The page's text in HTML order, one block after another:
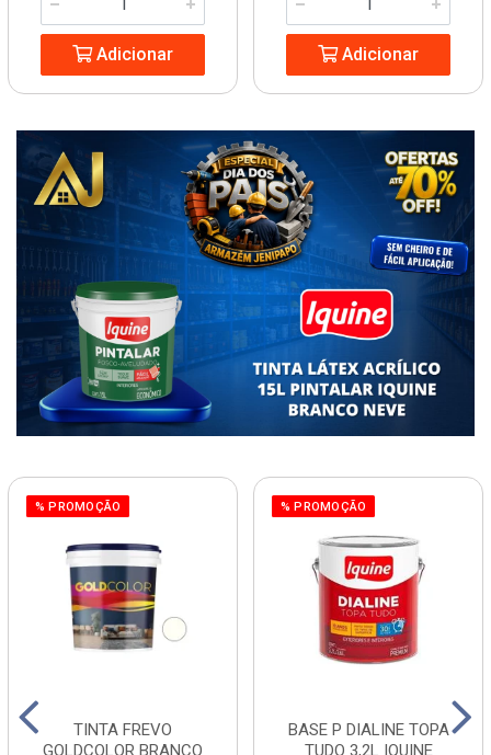
Adicionar Adicionar
% PROMOÇÃO
TINTA FREVO
GOLDCOLOR BRANCO
% PROMOÇÃO
BASE P DIALINE TOPA
TUDO 3,2L IQUINE